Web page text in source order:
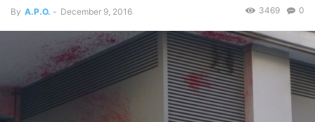
By A.P.O. - December 9, 2016 0
3469